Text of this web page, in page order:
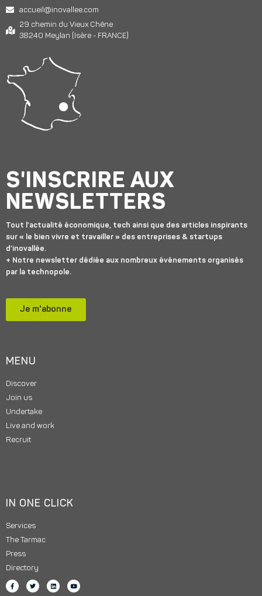
accueil@inovallee.com
29 chemin du Vieux Chêne
38240 Meylan (Isère - FRANCE)
S'INSCRIRE AUX
NEWSLETTERS
Tout l’actualité économique, tech ainsi que des articles inspirants
sur « le bien vivre et travailler » des entreprises & startups
d’inovallée.
+ Notre newsletter dédiée aux nombreux événements organisés
par la technopole.
Je m'abonne
MENU
Discover
Join us
Undertake
Live and work
Recruit
IN ONE CLICK
Services
The Tarmac
Press
Directory